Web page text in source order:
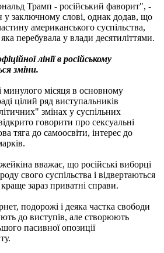
Трамп - російський фаворит", -
у заключному слові, однак додав, що
американського суспільства,
перебувала у влади десятиліттями.
лінії в російському
зміни.
минулого місяця в основному
цілий ряд виступальників
змінах у суспільних
говорити про сексуальні
тяга до самоосвіти, інтерес до
вважає, що російські виборці
свого суспільства і відвертаються
зараз приватні справи.
подорожі і деяка частка свободи
до виступів, але створюють
пасивної опозиції